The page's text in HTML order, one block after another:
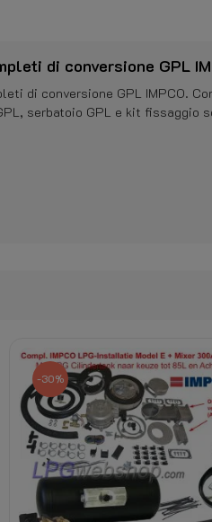
di conversione GPL
di conversione GPL IMPCO.
serbatoio GPL e kit fissaggio
-30%